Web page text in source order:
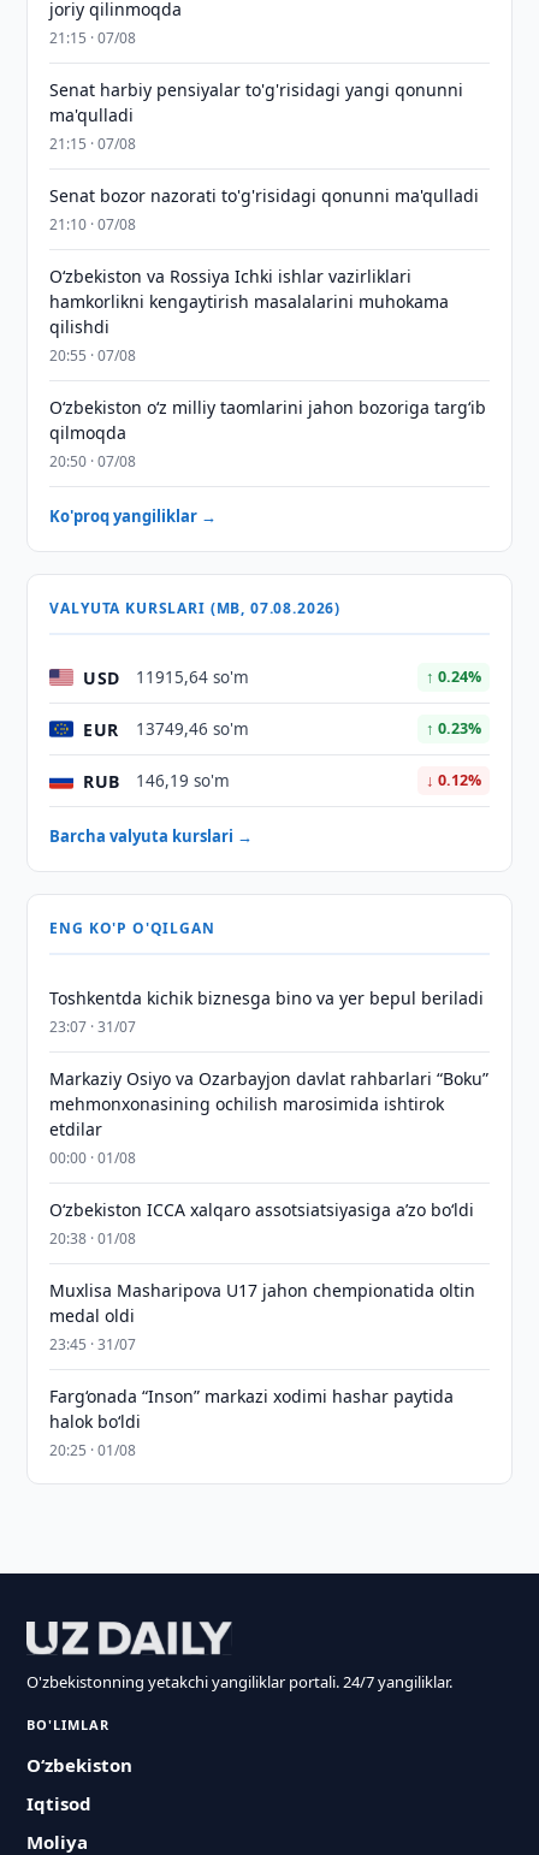
joriy qilinmoqda
21:15 · 07/08
Senat harbiy pensiyalar to'g'risidagi yangi qonunni
ma'qulladi
21:15 · 07/08
Senat bozor nazorati to'g'risidagi qonunni ma'qulladi
21:10 · 07/08
Oʻzbekiston va Rossiya Ichki ishlar vazirliklari
hamkorlikni kengaytirish masalalarini muhokama
qilishdi
20:55 · 07/08
Oʻzbekiston oʻz milliy taomlarini jahon bozoriga targʻib
qilmoqda
20:50 · 07/08
Ko'proq yangiliklar →
VALYUTA KURSLARI (MB, 07.08.2026)
USD 11915,64 so'm ↑ 0.24%
EUR 13749,46 so'm ↑ 0.23%
RUB 146,19 so'm ↓ 0.12%
Barcha valyuta kurslari →
ENG KO'P O'QILGAN
Toshkentda kichik biznesga bino va yer bepul beriladi
23:07 · 31/07
Markaziy Osiyo va Ozarbayjon davlat rahbarlari “Boku”
mehmonxonasining ochilish marosimida ishtirok
etdilar
00:00 · 01/08
O‘zbekiston ICCA xalqaro assotsiatsiyasiga aʼzo bo‘ldi
20:38 · 01/08
Muxlisa Masharipova U17 jahon chempionatida oltin
medal oldi
23:45 · 31/07
Farg‘onada “Inson” markazi xodimi hashar paytida
halok bo‘ldi
20:25 · 01/08
O'zbekistonning yetakchi yangiliklar portali. 24/7 yangiliklar.
BO'LIMLAR
O‘zbekiston
Iqtisod
Moliya